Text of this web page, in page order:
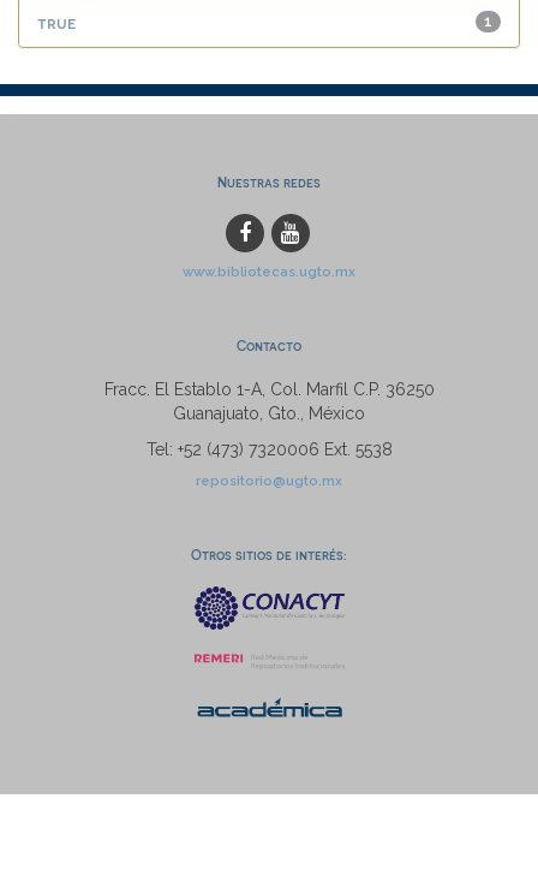
1
true
Nuestras redes
www.bibliotecas.ugto.mx
Contacto
Fracc. El Establo 1-A, Col. Marfil C.P. 36250
Guanajuato, Gto., México
Tel: +52 (473) 7320006 Ext. 5538
repositorio@ugto.mx
Otros sitios de interés: